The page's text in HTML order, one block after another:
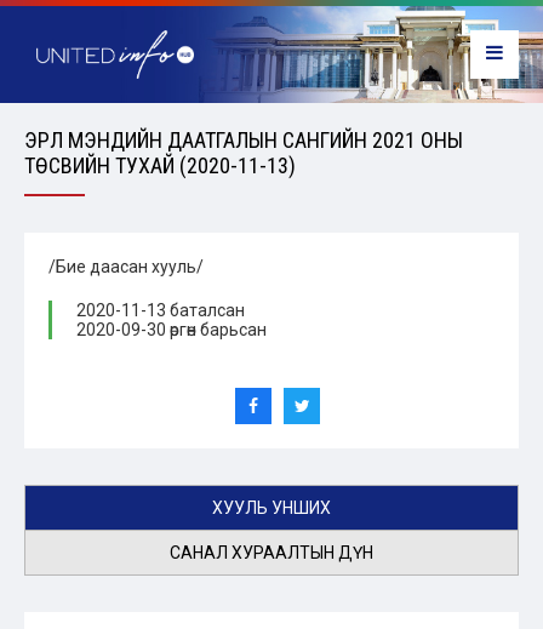
ЭРҮҮЛ МЭНДИЙН ДААТГАЛЫН САНГИЙН 2021 ОНЫ
ТӨСВИЙН ТУХАЙ (2020-11-13)
/Бие даасан хууль/
2020-11-13 баталсан
2020-09-30 өргөн барьсан
ХУУЛЬ УНШИХ
САНАЛ ХУРААЛТЫН ДҮН